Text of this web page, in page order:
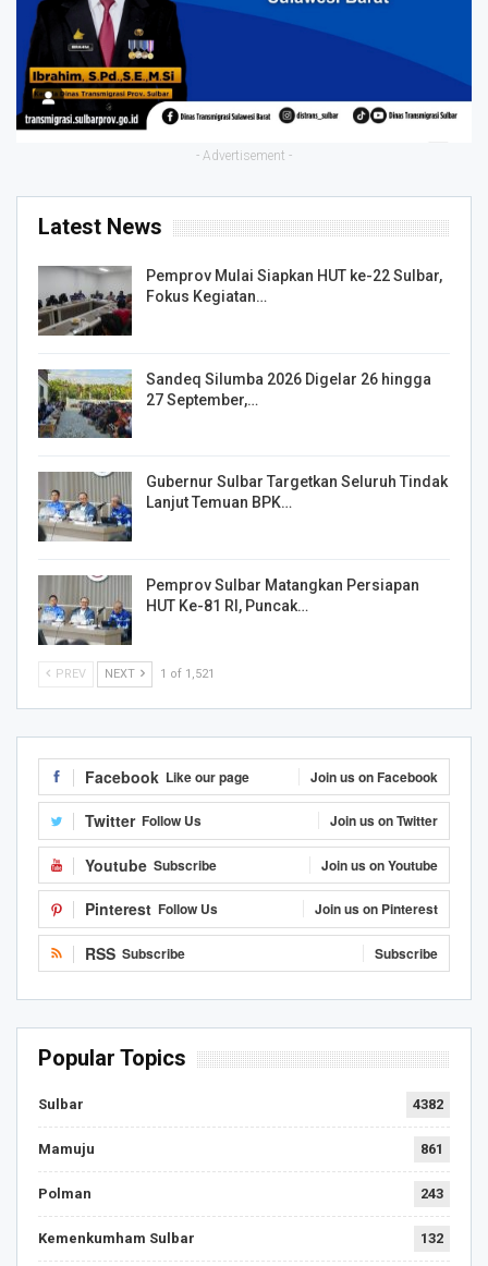
- Advertisement -
Latest News
Pemprov Mulai Siapkan HUT ke-22 Sulbar,
Fokus Kegiatan…
Sandeq Silumba 2026 Digelar 26 hingga
27 September,…
Gubernur Sulbar Targetkan Seluruh Tindak
Lanjut Temuan BPK…
Pemprov Sulbar Matangkan Persiapan
HUT Ke-81 RI, Puncak…
PREV NEXT 1 of 1,521
Facebook Like our page Join us on Facebook
Twitter Follow Us Join us on Twitter
Youtube Subscribe Join us on Youtube
Pinterest Follow Us Join us on Pinterest
RSS Subscribe Subscribe
Popular Topics
Sulbar 4382
Mamuju 861
Polman 243
Kemenkumham Sulbar 132